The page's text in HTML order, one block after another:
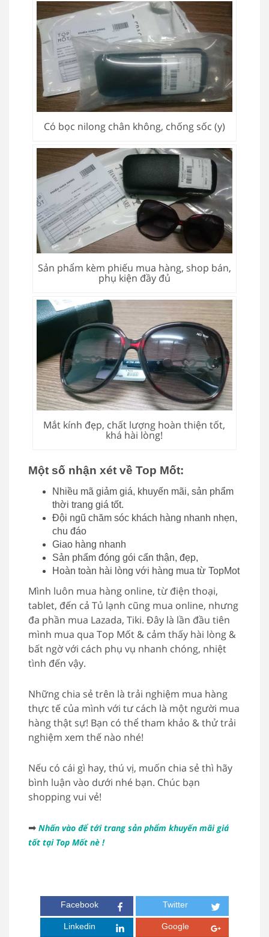
Có bọc nilong chân không, chống sốc (y)
Sản phẩm kèm phiếu mua hàng, shop bán,
phụ kiện đầy đủ
Mắt kính đẹp, chất lượng hoàn thiện tốt,
khá hài lòng!
Một số nhận xét về Top Mốt:
Nhiều mã giảm giá, khuyến mãi, sản phẩm
thời trang giá tốt.
Đội ngũ chăm sóc khách hàng nhanh nhẹn,
chu đáo
Giao hàng nhanh
Sản phẩm đóng gói cẩn thận, đẹp,
Hoàn toàn hài lòng với hàng mua từ TopMot
Mình luôn mua hàng online, từ điện thoại,
tablet, đến cả Tủ lạnh cũng mua online, nhưng
đa phần mua Lazada, Tiki. Đây là lần đầu tiên
mình mua qua Top Mốt & cảm thấy hài lòng &
bất ngờ với cách phụ vụ nhanh chóng, nhiệt
tình đến vậy.
Những chia sẻ trên là trải nghiệm mua hàng
thực tế của mình với tư cách là một người mua
hàng thật sự! Bạn có thể tham khảo & thử trải
nghiệm xem thế nào nhé!
Nếu có cái gì hay, thú vị, muốn chia sẻ thì hãy
bình luận vào dưới nhé bạn. Chúc bạn
shopping vui vẻ!
➡ Nhấn vào để tới trang sản phẩm khuyến mãi giá
tốt tại Top Mốt nè !
Facebook Twitter
Linkedin Google